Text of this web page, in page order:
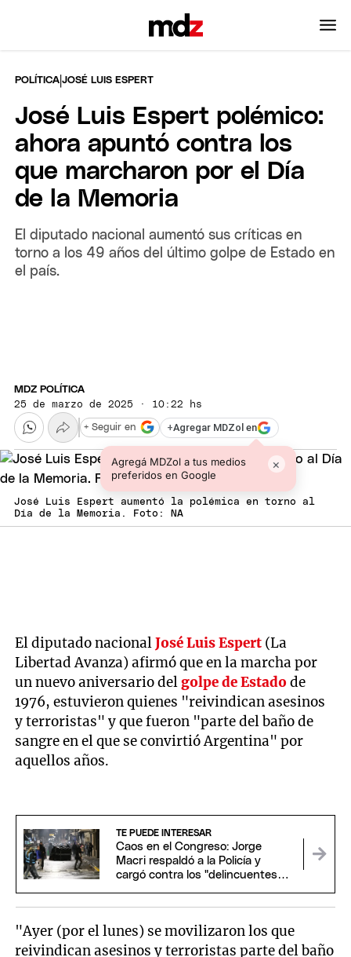
POLÍTICA |JOSÉ LUIS ESPERT
José Luis Espert polémico:
ahora apuntó contra los
que marcharon por el Día
de la Memoria
El diputado nacional aumentó sus críticas en
torno a los 49 años del último golpe de Estado en
el país.
MDZ POLÍTICA
25 de marzo de 2025 · 10:22 hs
+Agregar MDZol en
Agregá MDZol a tus medios
preferidos en Google
×
+ Seguir en
José Luis Espert aumentó la polémica en torno al
Día de la Memoria. Foto: NA
El diputado nacionalJosé Luis Espert (La
Libertad Avanza) afirmó que en la marcha por
un nuevo aniversario delgolpe de Estadode
1976, estuvieron quienes "reivindican asesinos
y terroristas" y que fueron "parte del baño de
sangre en el que se convirtió Argentina" por
aquellos años.
TE PUEDE INTERESAR
Caos en el Congreso: Jorge
Macri respaldó a la Policía y
cargó contra los "delincuentes
"Ayer (por el lunes) se movilizaron los que
reivindican asesinos y terroristas parte del baño